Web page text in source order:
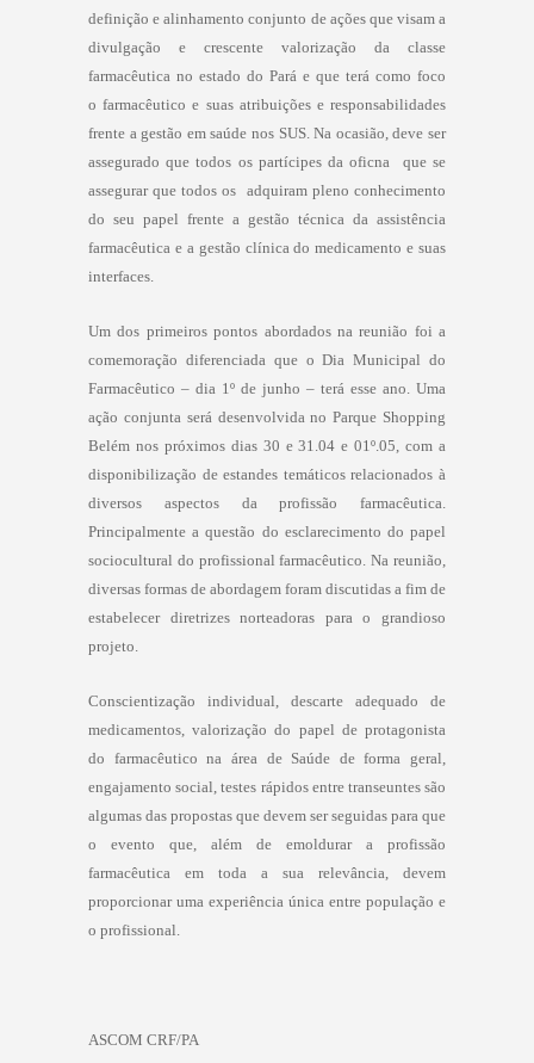
definição e alinhamento conjunto de ações que visam a
divulgação e crescente valorização da classe
farmacêutica no estado do Pará e que terá como foco
o farmacêutico e suas atribuições e responsabilidades
frente a gestão em saúde nos SUS. Na ocasião, deve ser
assegurado que todos os partícipes da oficna que se
assegurar que todos os adquiram pleno conhecimento
do seu papel frente a gestão técnica da assistência
farmacêutica e a gestão clínica do medicamento e suas
interfaces.
Um dos primeiros pontos abordados na reunião foi a
comemoração diferenciada que o Dia Municipal do
Farmacêutico – dia 1º de junho – terá esse ano. Uma
ação conjunta será desenvolvida no Parque Shopping
Belém nos próximos dias 30 e 31.04 e 01º.05, com a
disponibilização de estandes temáticos relacionados à
diversos aspectos da profissão farmacêutica.
Principalmente a questão do esclarecimento do papel
sociocultural do profissional farmacêutico. Na reunião,
diversas formas de abordagem foram discutidas a fim de
estabelecer diretrizes norteadoras para o grandioso
projeto.
Conscientização individual, descarte adequado de
medicamentos, valorização do papel de protagonista
do farmacêutico na área de Saúde de forma geral,
engajamento social, testes rápidos entre transeuntes são
algumas das propostas que devem ser seguidas para que
o evento que, além de emoldurar a profissão
farmacêutica em toda a sua relevância, devem
proporcionar uma experiência única entre população e
o profissional
ASCOM CRF/PA